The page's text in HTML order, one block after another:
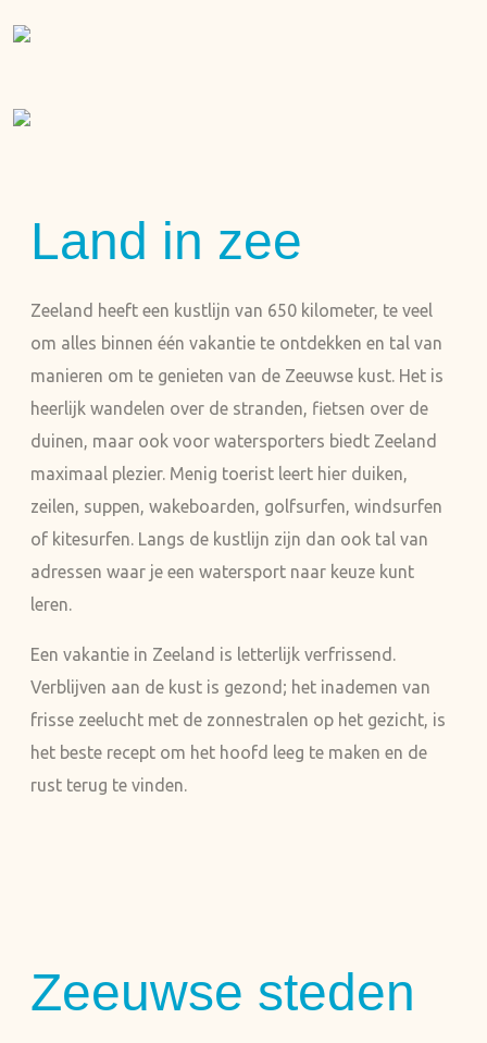
Land in zee
Zeeland heeft een kustlijn van 650 kilometer, te veel
om alles binnen één vakantie te ontdekken en tal van
manieren om te genieten van de Zeeuwse kust. Het is
heerlijk wandelen over de stranden, fietsen over de
duinen, maar ook voor watersporters biedt Zeeland
maximaal plezier. Menig toerist leert hier duiken,
zeilen, suppen, wakeboarden, golfsurfen, windsurfen
of kitesurfen. Langs de kustlijn zijn dan ook tal van
adressen waar je een watersport naar keuze kunt
leren.
Een vakantie in Zeeland is letterlijk verfrissend.
Verblijven aan de kust is gezond; het inademen van
frisse zeelucht met de zonnestralen op het gezicht, is
het beste recept om het hoofd leeg te maken en de
rust terug te vinden.
Zeeuwse steden